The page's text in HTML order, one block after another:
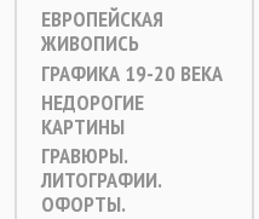
ЕВРОПЕЙСКАЯ
ЖИВОПИСЬ
ГРАФИКА 19-20 ВЕКА
НЕДОРОГИЕ
КАРТИНЫ
ГРАВЮРЫ.
ЛИТОГРАФИИ.
ОФОРТЫ.